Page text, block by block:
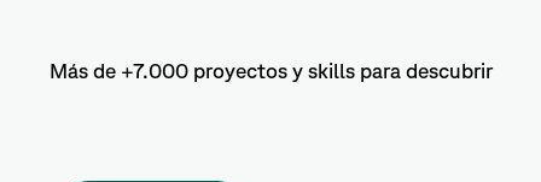
Más de +7.000 proyectos y skills para descubrir